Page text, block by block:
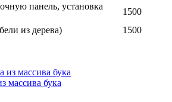
панель, установка
1500
из дерева)
1500
массива бука